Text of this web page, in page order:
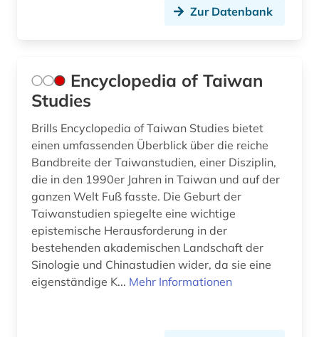
Zur Datenbank
Encyclopedia of Taiwan
Studies
Brills Encyclopedia of Taiwan Studies bietet
einen umfassenden Überblick über die reiche
Bandbreite der Taiwanstudien, einer Disziplin,
die in den 1990er Jahren in Taiwan und auf der
ganzen Welt Fuß fasste. Die Geburt der
Taiwanstudien spiegelte eine wichtige
epistemische Herausforderung in der
bestehenden akademischen Landschaft der
Sinologie und Chinastudien wider, da sie eine
eigenständige K... Mehr Informationen